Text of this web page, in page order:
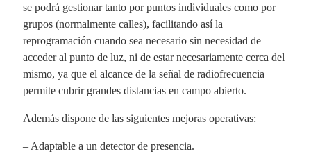
se podrá gestionar tanto por puntos individuales como por
grupos (normalmente calles), facilitando así la
reprogramación cuando sea necesario sin necesidad de
acceder al punto de luz, ni de estar necesariamente cerca del
mismo, ya que el alcance de la señal de radiofrecuencia
permite cubrir grandes distancias en campo abierto.
Además dispone de las siguientes mejoras operativas:
– Adaptable a un detector de presencia.